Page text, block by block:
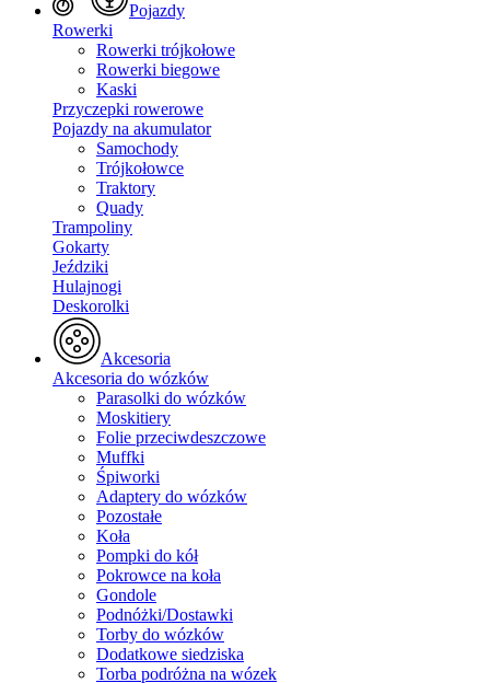
Pojazdy
Rowerki
Rowerki trójkołowe
Rowerki biegowe
Kaski
Przyczepki rowerowe
Pojazdy na akumulator
Samochody
Trójkołowce
Traktory
Quady
Trampoliny
Gokarty
Jeździki
Hulajnogi
Deskorolki
Akcesoria
Akcesoria do wózków
Parasolki do wózków
Moskitiery
Folie przeciwdeszczowe
Muffki
Śpiworki
Adaptery do wózków
Pozostałe
Koła
Pompki do kół
Pokrowce na koła
Gondole
Podnóżki/Dostawki
Torby do wózków
Dodatkowe siedziska
Torba podróżna na wózek